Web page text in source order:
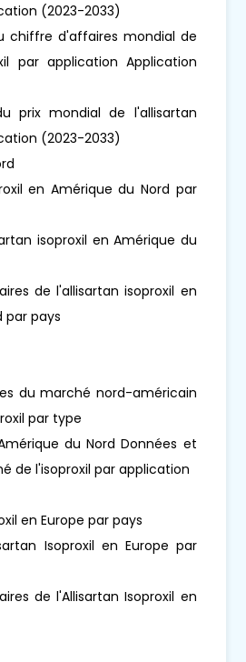
(2023-2033)
chiffre d'affaires mondial de
par application Application
prix mondial de l'allisartan
(2023-2033)
en Amérique du Nord par
isoproxil en Amérique du
de l'allisartan isoproxil en
par pays
du marché nord-américain
par type
du Nord Données et
de l'isoproxil par application
en Europe par pays
Isoproxil en Europe par
de l'Allisartan Isoproxil en